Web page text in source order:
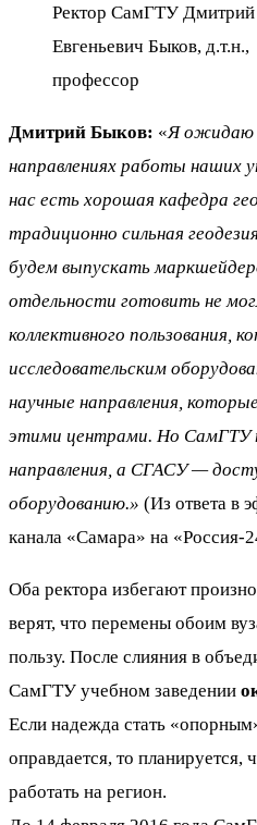
Ректор СамГТУ Дмитрий
Евгеньевич Быков, д.т.н.,
профессор
Дмитрий Быков: «Я ожидаю
направлениях работы наших
нас есть хорошая кафедра
традиционно сильная
будем выпускать
отдельности готовить не
коллективного пользования,
исследовательским
научные направления,
этими центрами. Но СамГТУ
направления, а СГАСУ —
оборудованию.» (Из ответа в
канала «Самара» на «Россия-
Оба ректора избегают
верят, что перемены обоим
пользу. После слияния в
СамГТУ учебном заведении
Если надежда стать
оправдается, то планируется,
работать на регион.